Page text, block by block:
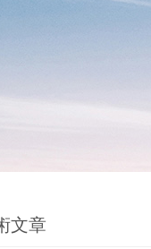
文章